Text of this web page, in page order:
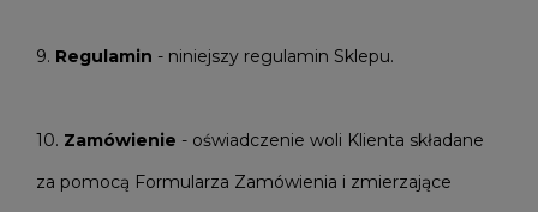
9. Regulamin - niniejszy regulamin Sklepu.
10. Zamówienie - oświadczenie woli Klienta składane
za pomocą Formularza Zamówienia i zmierzające